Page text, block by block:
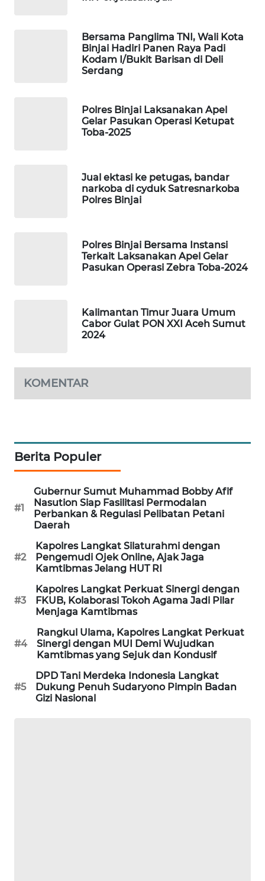
Bersama Panglima TNI, Wali Kota
Binjai Hadiri Panen Raya Padi
Kodam I/Bukit Barisan di Deli
Serdang
Polres Binjai Laksanakan Apel
Gelar Pasukan Operasi Ketupat
Toba-2025
Jual ektasi ke petugas, bandar
narkoba di cyduk Satresnarkoba
Polres Binjai
Polres Binjai Bersama Instansi
Terkait Laksanakan Apel Gelar
Pasukan Operasi Zebra Toba-2024
Kalimantan Timur Juara Umum
Cabor Gulat PON XXI Aceh Sumut
2024
KOMENTAR
Berita Populer
#1
Gubernur Sumut Muhammad Bobby Afif
Nasution Siap Fasilitasi Permodalan
Perbankan & Regulasi Pelibatan Petani
Daerah
#2
Kapolres Langkat Silaturahmi dengan
Pengemudi Ojek Online, Ajak Jaga
Kamtibmas Jelang HUT RI
#3
Kapolres Langkat Perkuat Sinergi dengan
FKUB, Kolaborasi Tokoh Agama Jadi Pilar
Menjaga Kamtibmas
#4
Rangkul Ulama, Kapolres Langkat Perkuat
Sinergi dengan MUI Demi Wujudkan
Kamtibmas yang Sejuk dan Kondusif
#5
DPD Tani Merdeka Indonesia Langkat
Dukung Penuh Sudaryono Pimpin Badan
Gizi Nasional
METRO
JAKARTA
NEWS
KRT
NEWS
KARING
NEWS
JURNAL
MARITIM
HUMBANG
NEWS
GARONGGANG
NEWS